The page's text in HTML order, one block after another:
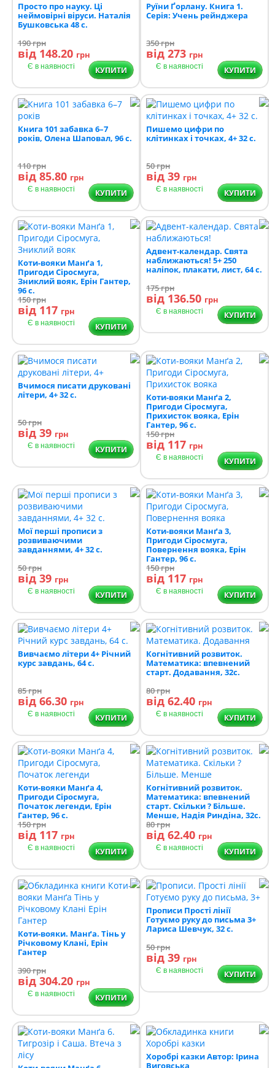
Просто про науку. Ці
неймовірні віруси. Наталія
Бушковська 48 c.
190грн
від 148.20 грн
Є в наявності КУПИТИ
Руїни Ґорлану. Книга 1.
Серія: Учень рейнджера
350грн
від 273 грн
Є в наявності КУПИТИ
Книга 101 забавка 6–7
років, Олена Шаповал, 96 с.
110грн
від 85.80 грн
Є в наявності КУПИТИ
Пишемо цифри по
клітинках і точках, 4+ 32 с.
50грн
від 39 грн
Є в наявності КУПИТИ
Коти-вояки Манґа 1,
Пригоди Сіросмуга,
Зниклий вояк, Ерін Гантер,
96 с.
150грн
від 117 грн
Є в наявності КУПИТИ
Адвент-календар. Свята
наближаються! 5+ 250
наліпок, плакати, лист, 64 с.
175грн
від 136.50 грн
Є в наявності КУПИТИ
Вчимося писати друковані
літери, 4+ 32 с.
50грн
від 39 грн
Є в наявності КУПИТИ
Коти-вояки Манґа 2,
Пригоди Сіросмуга,
Прихисток вояка, Ерін
Гантер, 96 с.
150грн
від 117 грн
Є в наявності КУПИТИ
Мої перші прописи з
розвиваючими
завданнями, 4+ 32 с.
50грн
від 39 грн
Є в наявності КУПИТИ
Коти-вояки Манґа 3,
Пригоди Сіросмуга,
Повернення вояка, Ерін
Гантер, 96 с.
150грн
від 117 грн
Є в наявності КУПИТИ
Вивчаємо літери 4+ Річний
курс завдань, 64 с.
85грн
від 66.30 грн
Є в наявності КУПИТИ
Когнітивний розвиток.
Математика: впевнений
старт. Додавання, 32с.
80грн
від 62.40 грн
Є в наявності КУПИТИ
Коти-вояки Манґа 4,
Пригоди Сіросмуга,
Початок легенди, Ерін
Гантер, 96 с.
150грн
від 117 грн
Є в наявності КУПИТИ
Когнітивний розвиток.
Математика: впевнений
старт. Скільки ? Більше.
Менше, Надія Риндіна, 32с.
80грн
від 62.40 грн
Є в наявності КУПИТИ
Коти-вояки. Манґа. Тінь у
Річковому Клані, Ерін
Гантер
390грн
від 304.20 грн
Є в наявності КУПИТИ
Прописи Прості лінії
Готуємо руку до письма 3+
Лариса Шевчук, 32 с.
50грн
від 39 грн
Є в наявності КУПИТИ
Хоробрі казки Автор: Ірина
Виговська